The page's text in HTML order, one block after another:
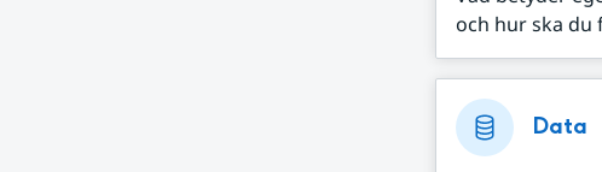
och hur ska du
Data